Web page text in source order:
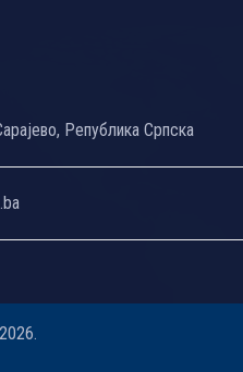
Република Српска